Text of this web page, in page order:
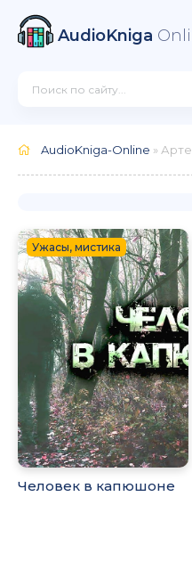
AudioKniga
AudioKniga-Online »
Ужасы, мистика
Человек в капюшоне